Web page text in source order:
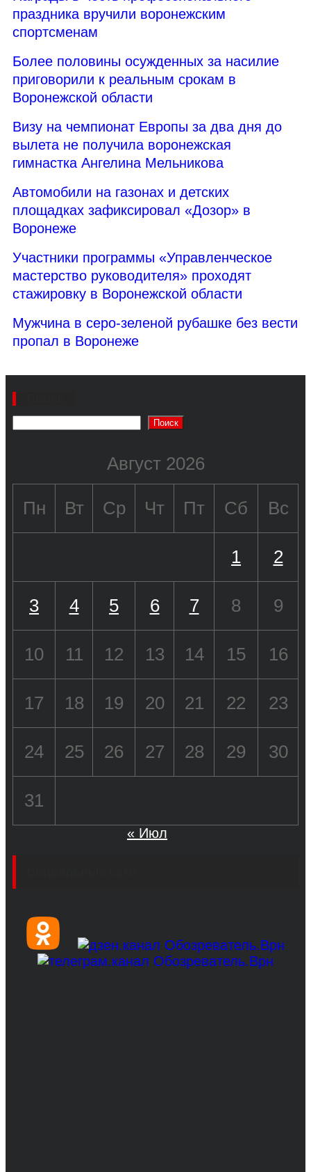
праздника вручили воронежским
спортсменам
Более половины осужденных за насилие
приговорили к реальным срокам в
Воронежской области
Визу на чемпионат Европы за два дня до
вылета не получила воронежская
гимнастка Ангелина Мельникова
Автомобили на газонах и детских
площадках зафиксировал «Дозор» в
Воронеже
Участники программы «Управленческое
мастерство руководителя» проходят
стажировку в Воронежской области
Мужчина в серо-зеленой рубашке без вести
пропал в Воронеже
Поиск
Август 2026
Пн Вт Ср Чт Пт Сб Вс
1 2
3 4 5 6 7 8 9
10 11 12 13 14 15 16
17 18 19 20 21 22 23
24 25 26 27 28 29 30
31
« Июл